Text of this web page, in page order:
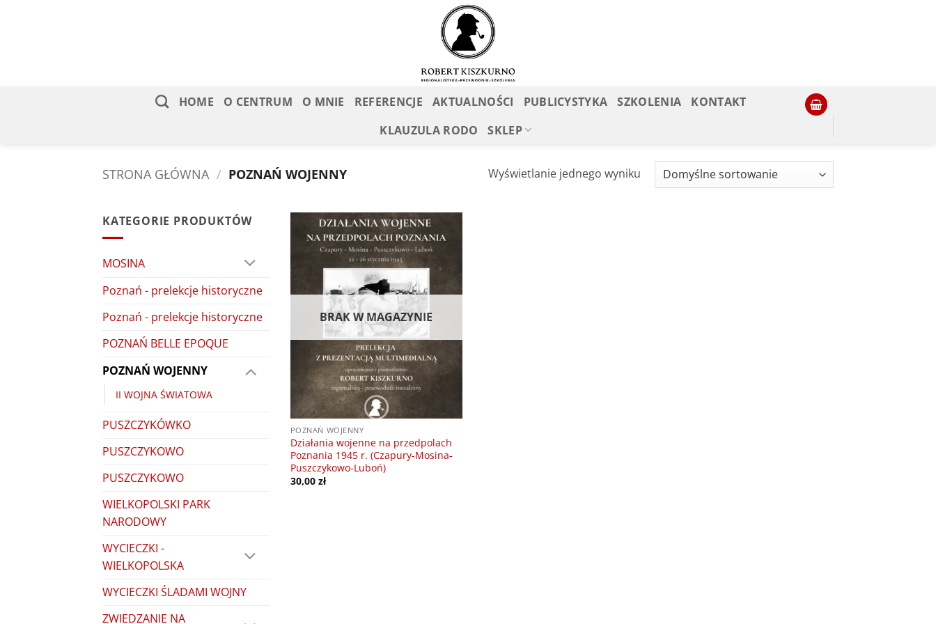
HOME O CENTRUM O MNIE REFERENCJE AKTUALNOŚCI PUBLICYSTYKA SZKOLENIA
KONTAKT
KLAUZULA RODO
SKLEP
STRONA GŁÓWNA / POZNAŃ WOJENNY Wyświetlanie jednego wyniku
KATEGORIE PRODUKTÓW
MOSINA
Poznań - prelekcje historyczne
Poznań - prelekcje historyczne
POZNAŃ BELLE EPOQUE
POZNAŃ WOJENNY
II WOJNA ŚWIATOWA
PUSZCZYKÓWKO
PUSZCZYKOWO
PUSZCZYKOWO
WIELKOPOLSKI PARK
NARODOWY
WYCIECZKI -
WIELKOPOLSKA
WYCIECZKI ŚLADAMI WOJNY
ZWIEDZANIE NA
BRAK W MAGAZYNIE
POZNAŃ WOJENNY
Działania wojenne na przedpolach
Poznania 1945 r. (Czapury-Mosina-
Puszczykowo-Luboń)
30,00 zł